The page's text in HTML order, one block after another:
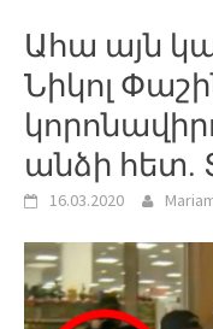
Ահա այն
Նիկոլ
անձի հետ.
16.03.2020